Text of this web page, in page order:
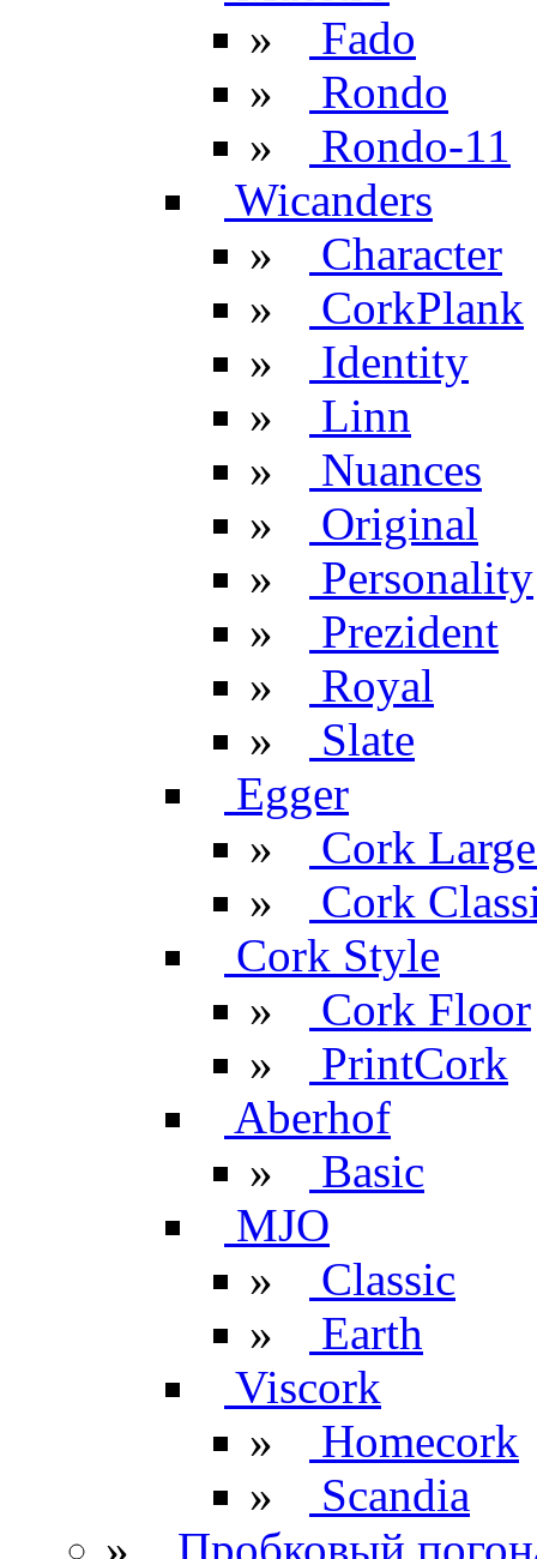
»
Fado
»
Rondo
»
Rondo-11
Wicanders
»
Character
»
CorkPlank
»
Identity
»
Linn
»
Nuances
»
Original
»
Personality
»
Prezident
»
Royal
»
Slate
Egger
»
Cork
»
Cork
Cork Style
»
Cork Floor
»
PrintCork
Aberhof
»
Basic
MJO
»
Classic
»
Earth
Viscork
»
Homecork
»
Scandia
»
Пробковый